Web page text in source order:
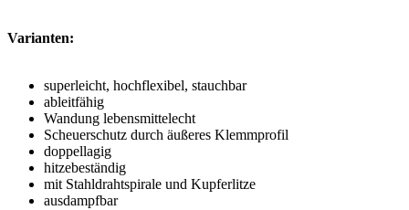
Varianten:
superleicht, hochflexibel, stauchbar
ableitfähig
Wandung lebensmittelecht
Scheuerschutz durch äußeres Klemmprofil
doppellagig
hitzebeständig
mit Stahldrahtspirale und Kupferlitze
ausdampfbar